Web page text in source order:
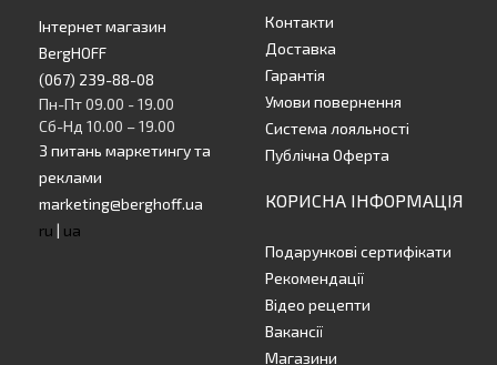
Інтернет магазин
BergHOFF
(067) 239-88-08
Пн-Пт 09.00 - 19.00
Сб-Нд 10.00 – 19.00
З питань маркетингу та
реклами
marketing@berghoff.ua
ru | ua
Контакти
Доставка
Гарантія
Умови повернення
Система лояльності
Публічна Оферта
КОРИСНА ІНФОРМАЦІЯ
Подарункові сертифікати
Рекомендації
Відео рецепти
Вакансії
Магазини